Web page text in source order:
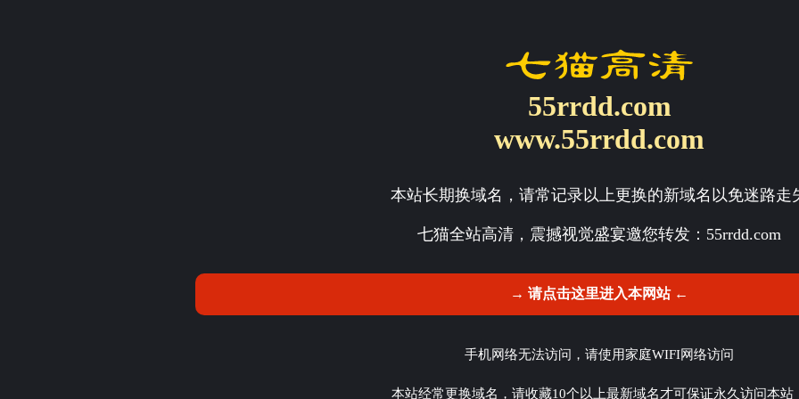
55rrdd.com
www.55rrdd.com
本站长期换域名，请常记录以上更换的新域名以免迷路走
七猫全站高清，震撼视觉盛宴邀您转发： 55rrdd.com
→ 请点击这里进入本网站 ←
手机网络无法访问，请使用家庭WIFI网络访问
本站经常更换域名，请收藏10个以上最新域名才可保证永久访问本站